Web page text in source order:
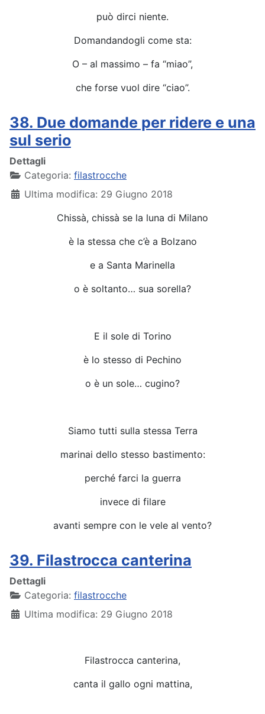
può dirci niente.
Domandandogli come sta:
O – al massimo – fa “miao”,
che forse vuol dire “ciao”.
38. Due domande per ridere e una
sul serio
Dettagli
Categoria: filastrocche
Ultima modifica: 29 Giugno 2018
Chissà, chissà se la luna di Milano
è la stessa che c’è a Bolzano
e a Santa Marinella
o è soltanto… sua sorella?
E il sole di Torino
è lo stesso di Pechino
o è un sole… cugino?
Siamo tutti sulla stessa Terra
marinai dello stesso bastimento:
perché farci la guerra
invece di filare
avanti sempre con le vele al vento?
39. Filastrocca canterina
Dettagli
Categoria: filastrocche
Ultima modifica: 29 Giugno 2018
Filastrocca canterina,
canta il gallo ogni mattina,